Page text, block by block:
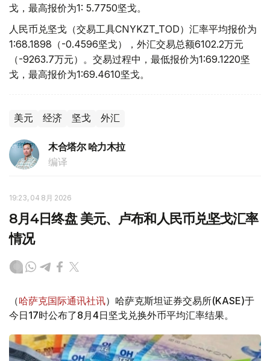
戈，最高报价为1: 5.7750坚戈。
人民币兑坚戈（交易工具CNYKZT_TOD）汇率平均报价为
1:68.1898（-0.4596坚戈），外汇交易总额6102.2万元
（-9263.7万元）。交易过程中，最低报价为1:69.1220坚
戈，最高报价为1:69.4610坚戈。
美元 经济 坚戈 外汇
木合塔尔 哈力木拉
编译
19:23, 04 8月 2026
8月4日终盘 美元、卢布和人民币兑坚戈汇率
情况
（哈萨克国际通讯社讯）哈萨克斯坦证券交易所(KASE)于
今日17时公布了8月4日坚戈兑换外币平均汇率结果。